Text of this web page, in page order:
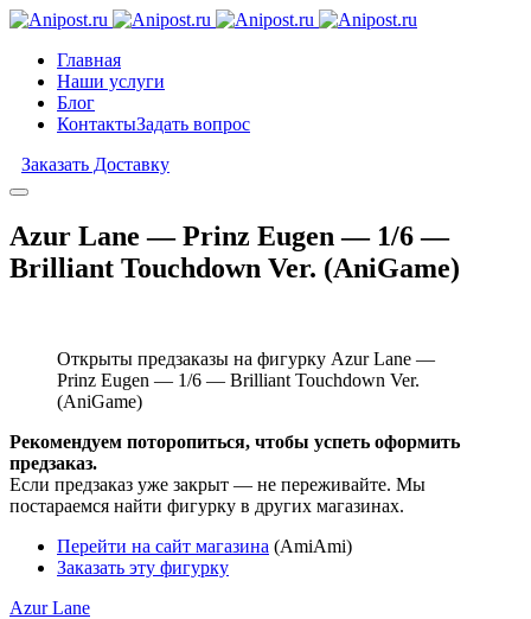
Главная
Наши услуги
Блог
КонтактыЗадать вопрос
Заказать Доставку
Azur Lane — Prinz Eugen — 1/6 —
Brilliant Touchdown Ver. (AniGame)
Открыты предзаказы на фигурку Azur Lane —
Prinz Eugen — 1/6 — Brilliant Touchdown Ver.
(AniGame)
Рекомендуем поторопиться, чтобы успеть оформить
предзаказ.
Если предзаказ уже закрыт — не переживайте. Мы
постараемся найти фигурку в других магазинах.
Перейти на сайт магазина (AmiAmi)
Заказать эту фигурку
Azur Lane